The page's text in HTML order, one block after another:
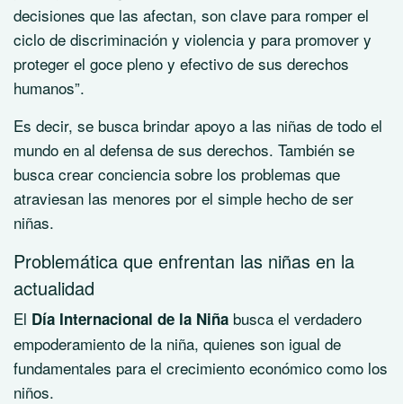
decisiones que las afectan, son clave para romper el
ciclo de discriminación y violencia y para promover y
proteger el goce pleno y efectivo de sus derechos
humanos”.
Es decir, se busca brindar apoyo a las niñas de todo el
mundo en al defensa de sus derechos. También se
busca crear conciencia sobre los problemas que
atraviesan las menores por el simple hecho de ser
niñas.
Problemática que enfrentan las niñas en la
actualidad
El Día Internacional de la Niña busca el verdadero
empoderamiento de la niña, quienes son igual de
fundamentales para el crecimiento económico como los
niños.